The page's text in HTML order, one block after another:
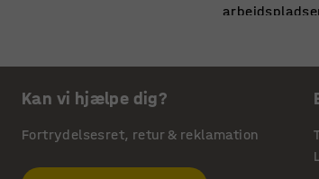
pedalspand
smides ud,
mængden
foretrække.
Kan vi hjælpe dig?
Fortrydelsesret, retur & reklamation